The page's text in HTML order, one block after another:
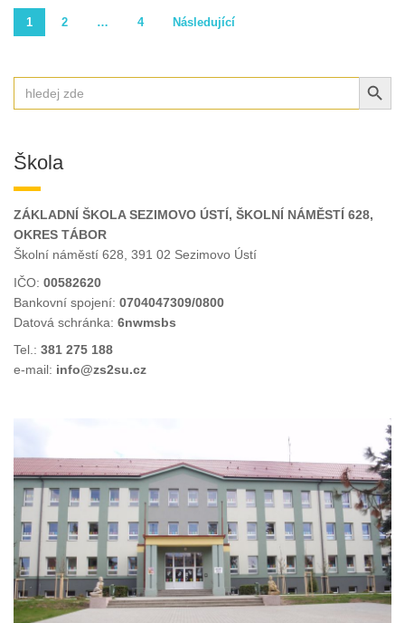
Stránkování
příspěvků
1 2 … 4 Následující
Search
for:
SEARCH
Škola
ZÁKLADNÍ ŠKOLA SEZIMOVO ÚSTÍ, ŠKOLNÍ NÁMĚSTÍ 628,
OKRES TÁBOR
Školní náměstí 628, 391 02 Sezimovo Ústí
IČO: 00582620
Bankovní spojení: 0704047309/0800
Datová schránka: 6nwmsbs
Tel.: 381 275 188
e-mail: info@zs2su.cz